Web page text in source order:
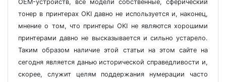
OEM-устройств, все модели собственные, сферический
тонер в принтерах OKI давно не используется и, наконец,
мнение о том, что принтеры OKI не являются хорошими
принтерами давно не высказывается и сильно устарело.
Таким образом наличие этой статьи на этом сайте на
сегодня является данью исторической справедливости и,
скорее, служит целям поддержания нумерации часто